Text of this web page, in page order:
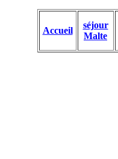
Accueil
séjour
Malte